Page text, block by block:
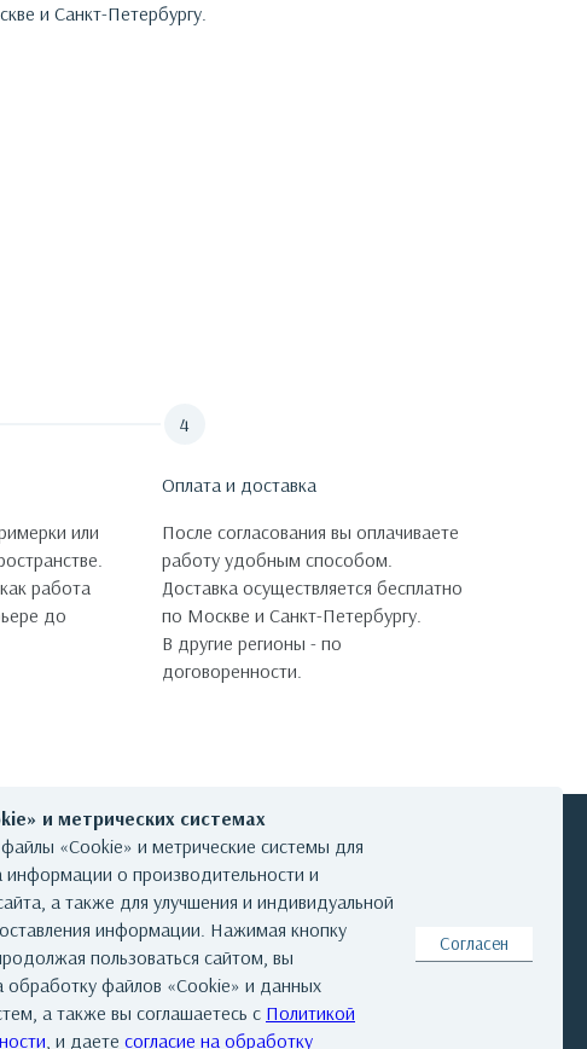
и Санкт-Петербургу.
или
работа
до
Оплата и доставка
После согласования вы оплачиваете
работу удобным способом.
Доставка осуществляется бесплатно
по Москве и Санкт-Петербургу.
В другие регионы - по
договоренности.
КОНТАКТЫ
сайта |Реквизиты|Авторские права
и метрических системах
«Cookie» и метрические системы для
информации о производительности и
а также для улучшения и индивидуальной
информации. Нажимая кнопку
пользоваться сайтом, вы
обработку файлов «Cookie» и данных
а также вы соглашаетесь с Политикой
, и даете согласие на обработку
Согласен